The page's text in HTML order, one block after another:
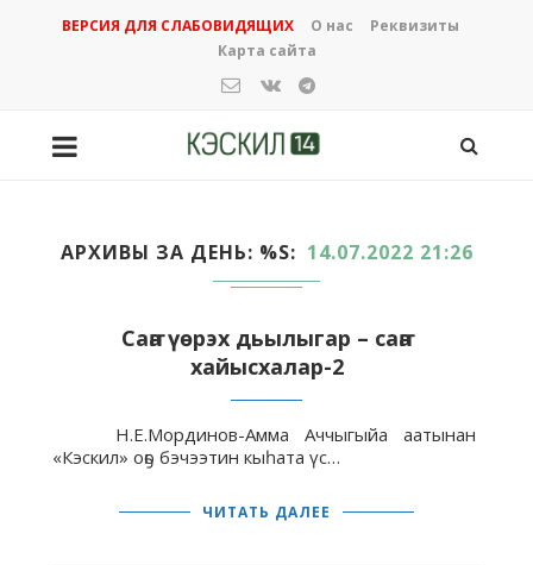
ВЕРСИЯ ДЛЯ СЛАБОВИДЯЩИХ О нас
Реквизиты
Карта сайта
АРХИВЫ ЗА ДЕНЬ: %S 14.07.2022 21:26
Саҥа үөрэх дьылыгар – саҥа
хайысхалар-2
Н.Е.Мординов-Амма Аччыгыйа аатынан
«Кэскил» оҕо бэчээтин кыһата үс…
ЧИТАТЬ ДАЛЕЕ